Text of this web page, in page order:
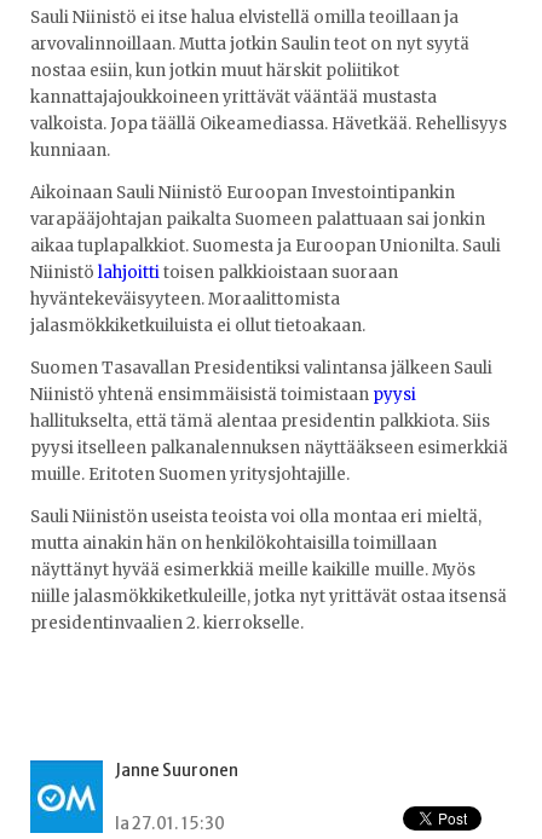
Sauli Niinistö ei itse halua elvistellä omilla teoillaan ja
arvovalinnoillaan. Mutta jotkin Saulin teot on nyt syytä
nostaa esiin, kun jotkin muut härskit poliitikot
kannattajajoukkoineen yrittävät vääntää mustasta
valkoista. Jopa täällä Oikeamediassa. Hävetkää. Rehellisyys
kunniaan.
Aikoinaan Sauli Niinistö Euroopan Investointipankin
varapääjohtajan paikalta Suomeen palattuaan sai jonkin
aikaa tuplapalkkiot. Suomesta ja Euroopan Unionilta. Sauli
Niinistö lahjoittitoisen palkkioistaan suoraan
hyväntekeväisyyteen. Moraalittomista
jalasmökkiketkuiluista ei ollut tietoakaan.
Suomen Tasavallan Presidentiksi valintansa jälkeen Sauli
Niinistö yhtenä ensimmäisistä toimistaan pyysi
hallitukselta, että tämä alentaa presidentin palkkiota. Siis
pyysi itselleen palkanalennuksen näyttääkseen esimerkkiä
muille. Eritoten Suomen yritysjohtajille.
Sauli Niinistön useista teoista voi olla montaa eri mieltä,
mutta ainakin hän on henkilökohtaisilla toimillaan
näyttänyt hyvää esimerkkiä meille kaikille muille. Myös
niille jalasmökkiketkuleille, jotka nyt yrittävät ostaa itsensä
presidentinvaalien 2. kierrokselle.
Janne Suuronen
la 27.01. 15:30